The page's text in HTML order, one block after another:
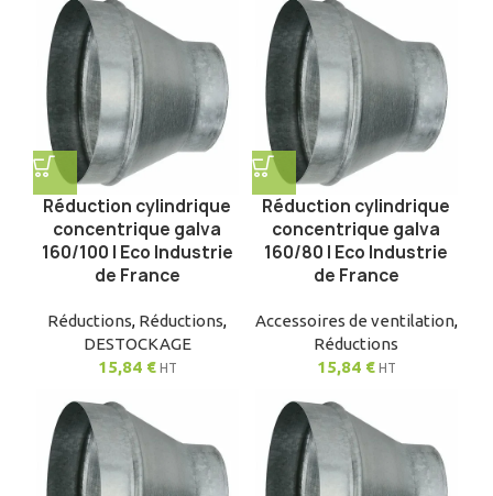
Réduction cylindrique
concentrique galva
160/100 | Eco Industrie
de France
Réductions, Réductions,
DESTOCKAGE
15,84 € HT
Réduction cylindrique
concentrique galva
160/80 | Eco Industrie
de France
Accessoires de ventilation,
Réductions
15,84 € HT